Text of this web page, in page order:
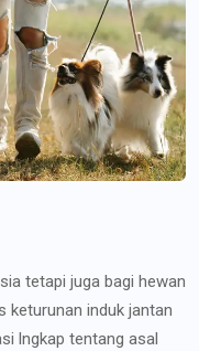
tetapi juga bagi hewan
keturunan induk jantan
lngkap tentang asal